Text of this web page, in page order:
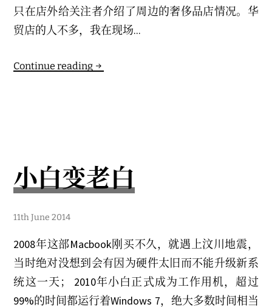
只在店外给关注者介绍了周边的奢侈品店情况。华
贸店的人不多，我在现场...
Continue reading
小白变老白
9
A
p
r
i
l
0
11th June 2014
2008年这部Macbook刚买不久，就遇上汶川地震，
当时绝对没想到会有因为硬件太旧而不能升级新系
统这一天； 2010年小白正式成为工作用机，超过
99%的时间都运行着Windows 7，绝大多数时间相当